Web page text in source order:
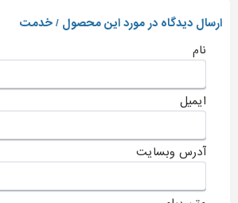
ارسال دیدگاه در مورد این محصول / خدمت
نام
ایمیل
آدرس وبسایت